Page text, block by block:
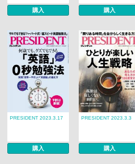
購入 購入
PRESIDENT 2023.3.17
購入
PRESIDENT 2023.3.3
購入